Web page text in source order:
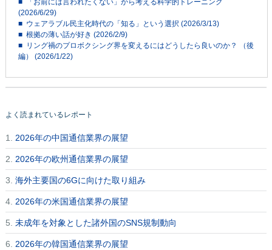
■ 「お前には言われたくない」から考える科学的トレーニング
(2026/6/29)
■ ウェアラブル民主化時代の「知る」という選択 (2026/3/13)
■ 根拠の薄い話が好き (2026/2/9)
■ リング禍のプロボクシング界を変えるにはどうしたら良いのか？ （後
編） (2026/1/22)
よく読まれているレポート
1. 2026年の中国通信業界の展望
2. 2026年の欧州通信業界の展望
3. 海外主要国の6Gに向けた取り組み
4. 2026年の米国通信業界の展望
5. 未成年を対象とした諸外国のSNS規制動向
6. 2026年の韓国通信業界の展望